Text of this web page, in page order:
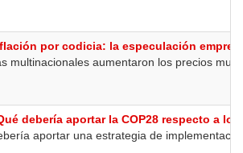
por codicia: la especulación
multinacionales aumentaron los precios
debería aportar la COP28 respecto a
aportar una estrategia de